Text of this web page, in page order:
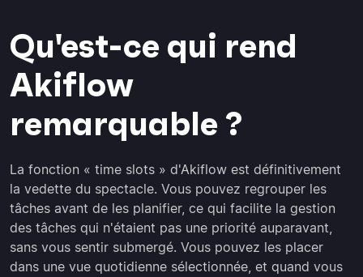
Qu'est-ce qui rend
Akiflow
remarquable ?
La fonction « time slots » d'Akiflow est définitivement
la vedette du spectacle. Vous pouvez regrouper les
tâches avant de les planifier, ce qui facilite la gestion
des tâches qui n'étaient pas une priorité auparavant,
sans vous sentir submergé. Vous pouvez les placer
dans une vue quotidienne sélectionnée, et quand vous